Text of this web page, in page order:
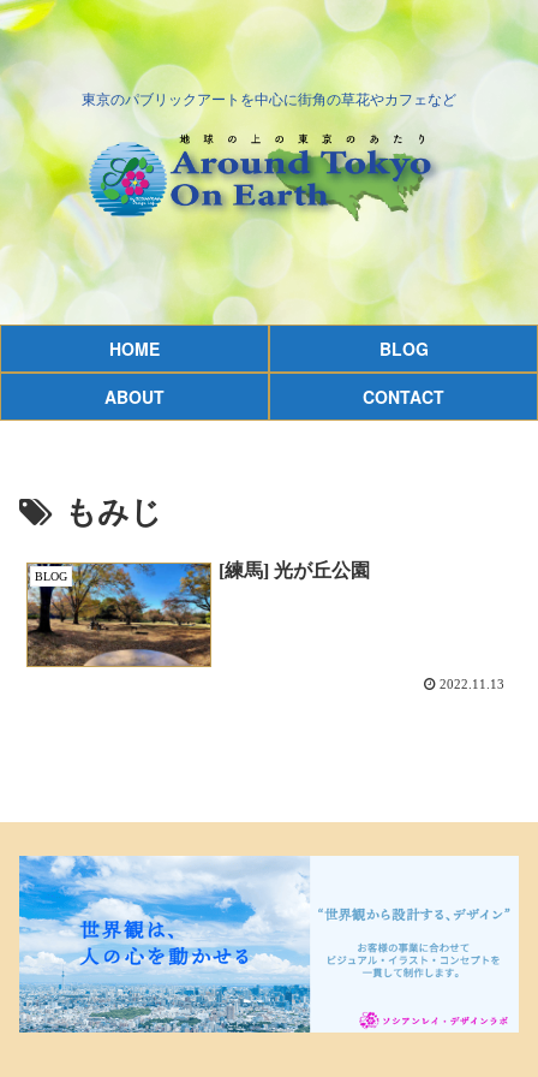
東京のパブリックアートを中心に街角の草花やカフェなど
HOME
BLOG
ABOUT
CONTACT
もみじ
BLOG [練馬] 光が丘公園
2022.11.13